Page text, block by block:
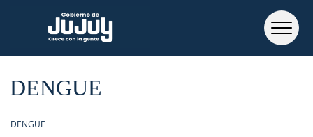
DENGUE
DENGUE